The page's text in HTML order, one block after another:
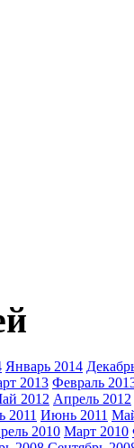
Январь 2014
2013 Февраль
2012 Апрель 2012
2011 Июнь 2011
2010 Март 2010